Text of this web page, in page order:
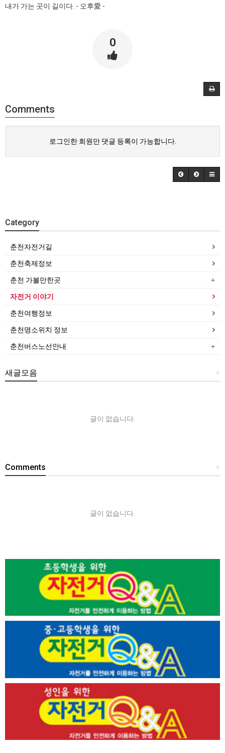
내가 가는 곳이 길이다. - 오후愛 -
0
Comments
로그인한 회원만 댓글 등록이 가능합니다.
Category
춘천자전거길
춘천축제정보
춘천 가볼만한곳
자전거 이야기
춘천여행정보
춘천명소위치 정보
춘천버스노선안내
+
새글모음
글이 없습니다.
+
Comments
글이 없습니다.